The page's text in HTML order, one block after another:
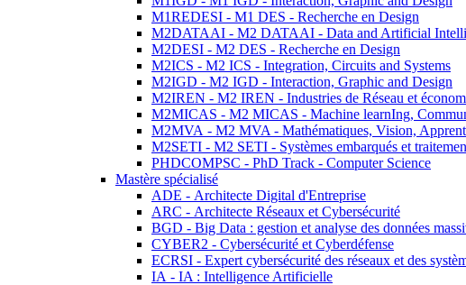
M1REDESI - M1 DES - Recherche en Design
M2DATAAI - M2 DATAAI - Data and Artificial
M2DESI - M2 DES - Recherche en Design
M2ICS - M2 ICS - Integration, Circuits and Systems
M2IGD - M2 IGD - Interaction, Graphic and Design
M2IREN - M2 IREN - Industries de Réseau et
M2MICAS - M2 MICAS - Machine learnIng,
M2MVA - M2 MVA - Mathématiques, Vision,
M2SETI - M2 SETI - Systèmes embarqués et
PHDCOMPSC - PhD Track - Computer Science
Mastère spécialisé
ADE - Architecte Digital d'Entreprise
ARC - Architecte Réseaux et Cybersécurité
BGD - Big Data : gestion et analyse des données
CYBER2 - Cybersécurité et Cyberdéfense
ECRSI - Expert cybersécurité des réseaux et des
IA - IA : Intelligence Artificielle